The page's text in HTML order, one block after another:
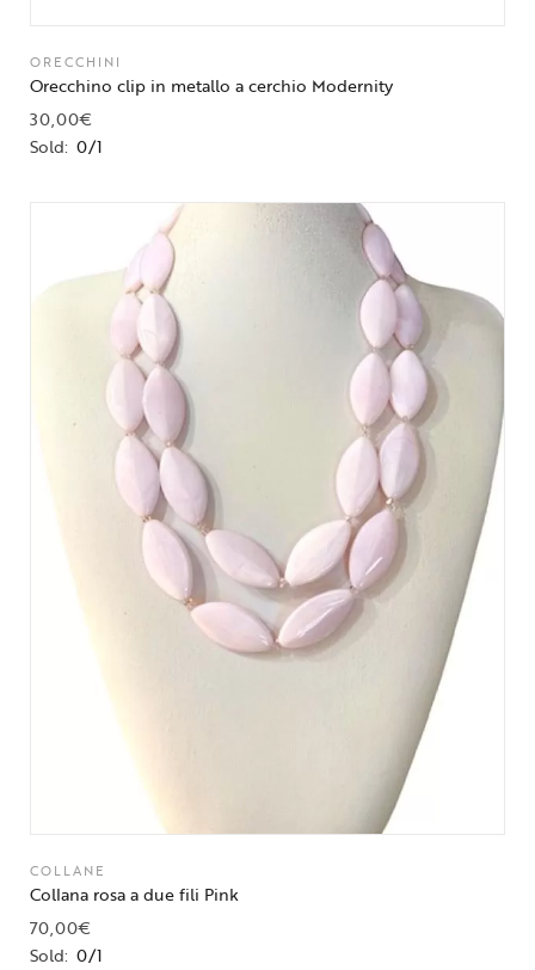
ORECCHINI
Orecchino clip in metallo a cerchio Modernity
30,00€
Sold: 0/1
COLLANE
Collana rosa a due fili Pink
70,00€
Sold: 0/1